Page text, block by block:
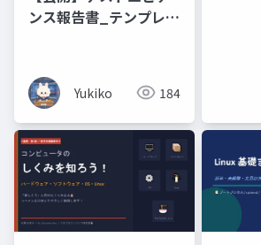
ンス報告書_テンプレー
Yukiko 184